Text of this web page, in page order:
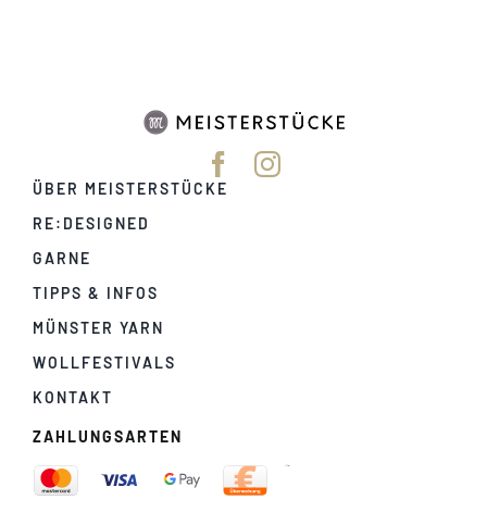
ÜBER MEISTERSTÜCKE
RE:DESIGNED
GARNE
TIPPS & INFOS
MÜNSTER YARN
WOLLFESTIVALS
KONTAKT
ZAHLUNGSARTEN